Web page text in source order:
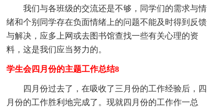
我们与各班级的交流还是不够，同学们的需求与情
绪和个别同学存在负面情绪上的问题不能及时得到反馈
与解决，应多上网或去图书馆查找一些有关心理的资
料，这是我们应当努力的。
学生会四月份的主题工作总结8
四月份过去了，在吸收了三月份的工作经验后，四
月份的工作胜利地完成了。现就四月份的工作作一总